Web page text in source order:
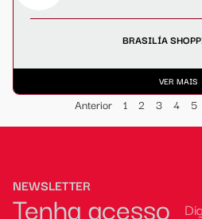
BRASILÍA
VER MAIS
Anterior 1 2 3 4 5
NEWSLETTER
Tenha acesso